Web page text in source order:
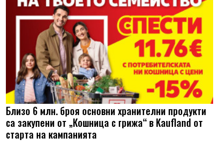
Близо 6 млн. броя основни хранителни продукти
са закупени от „Кошница с грижа“ в Kaufland от
старта на кампанията